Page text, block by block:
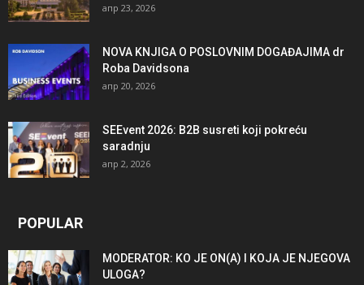
апр 23, 2026
NOVA KNJIGA O POSLOVNIM DOGAĐAJIMA dr
Roba Davidsona
апр 20, 2026
SEEvent 2026: B2B susreti koji pokreću
saradnju
апр 2, 2026
POPULAR
MODERATOR: KO JE ON(A) I KOJA JE NJEGOVA
ULOGA?